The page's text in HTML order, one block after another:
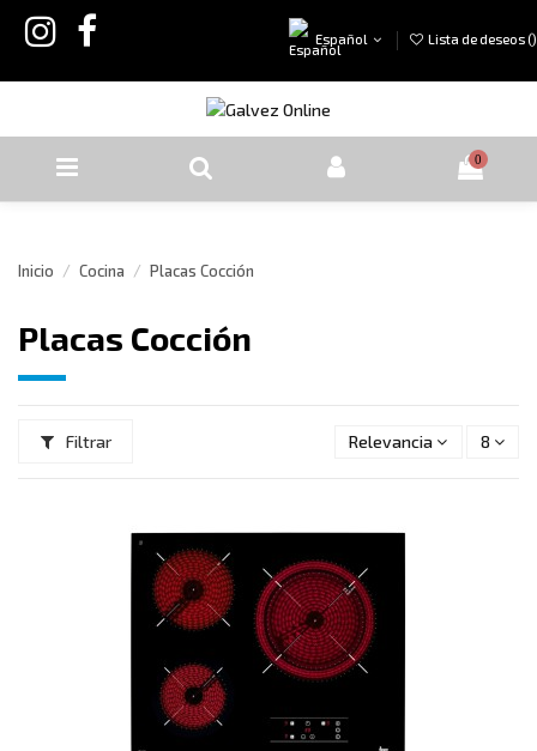
Español Lista de deseos ()
0
Inicio Cocina Placas Cocción
Placas Cocción
Filtrar Relevancia 8